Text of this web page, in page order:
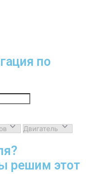
по
решим этот